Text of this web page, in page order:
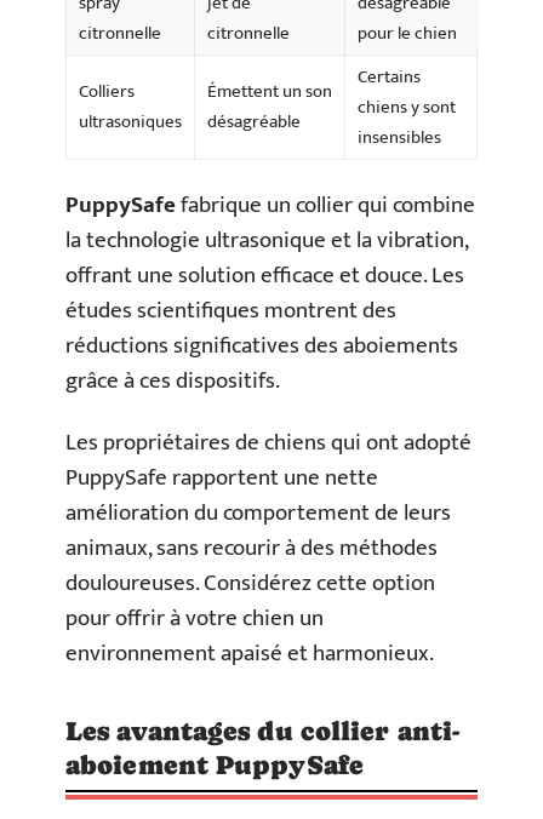
citronnelle
citronnelle
pour le chien
Colliers
ultrasoniques
Émettent un son
désagréable
Certains
chiens y sont
insensibles
PuppySafefabrique un collier qui combine
la technologie ultrasonique et la vibration,
offrant une solution efficace et douce. Les
études scientifiques montrent des
réductions significatives des aboiements
grâce à ces dispositifs.
Les propriétaires de chiens qui ont adopté
PuppySafe rapportent une nette
amélioration du comportement de leurs
animaux, sans recourir à des méthodes
douloureuses. Considérez cette option
pour offrir à votre chien un
environnement apaisé et harmonieux.
Les avantages du collier anti-
aboiement PuppySafe